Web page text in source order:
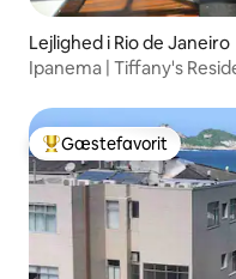
Lejlighed i Rio de Janeiro
Ipanema | Tiffany's
Bedste gæstefavorit
Gæstefavorit